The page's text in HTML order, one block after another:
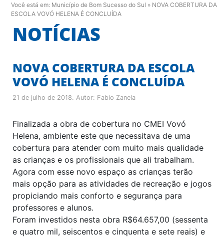
Você está em: Município de Bom Sucesso do Sul » NOVA COBERTURA DA
ESCOLA VOVÓ HELENA É CONCLUÍDA
NOTÍCIAS
NOVA COBERTURA DA ESCOLA
VOVÓ HELENA É CONCLUÍDA
21 de julho de 2018. Autor: Fabio Zanela
Finalizada a obra de cobertura no CMEI Vovó
Helena, ambiente este que necessitava de uma
cobertura para atender com muito mais qualidade
as crianças e os profissionais que ali trabalham.
Agora com esse novo espaço as crianças terão
mais opção para as atividades de recreação e jogos
propiciando mais conforto e segurança para
professores e alunos.
Foram investidos nesta obra R$64.657,00 (sessenta
e quatro mil, seiscentos e cinquenta e sete reais) e